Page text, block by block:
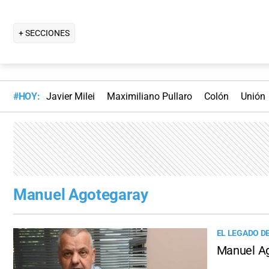
+ SECCIONES
#HOY: Javier Milei Maximiliano Pullaro Colón Unión
Manuel Agotegaray
EL LEGADO
Manuel